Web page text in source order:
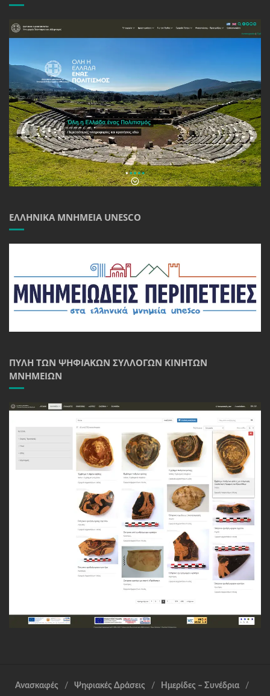
ΕΛΛΗΝΙΚΆ ΜΝΗΜΕΊΑ UNESCO
ΠΎΛΗ ΤΩΝ ΨΗΦΙΑΚΏΝ ΣΥΛΛΟΓΏΝ ΚΙΝΗΤΏΝ
ΜΝΗΜΕΊΩΝ
Ανασκαφές Ψηφιακές Δράσεις Ημερίδες – Συνέδρια